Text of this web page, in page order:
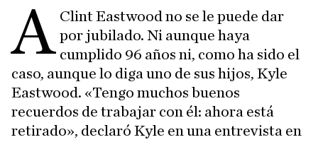
A Clint Eastwood no se le puede dar
por jubilado. Ni aunque haya
cumplido 96 años ni, como ha sido el
caso, aunque lo diga uno de sus hijos, Kyle
Eastwood. «Tengo muchos buenos
recuerdos de trabajar con él: ahora está
retirado», declaró Kyle en una entrevista en